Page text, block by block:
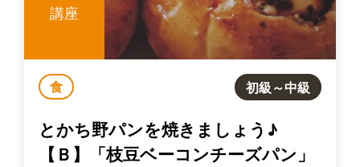
講座
食 初級～中級
とかち野パンを焼きましょう♪
【Ｂ】「枝豆ベーコンチーズパン」